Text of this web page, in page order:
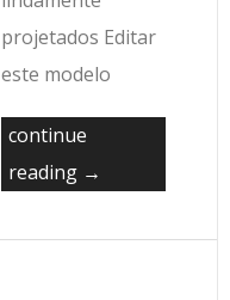
projetados Editar
este modelo
continue
reading →